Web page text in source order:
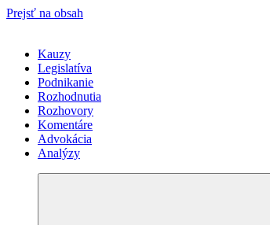
Prejsť na obsah
Kauzy
Legislatíva
Podnikanie
Rozhodnutia
Rozhovory
Komentáre
Advokácia
Analýzy